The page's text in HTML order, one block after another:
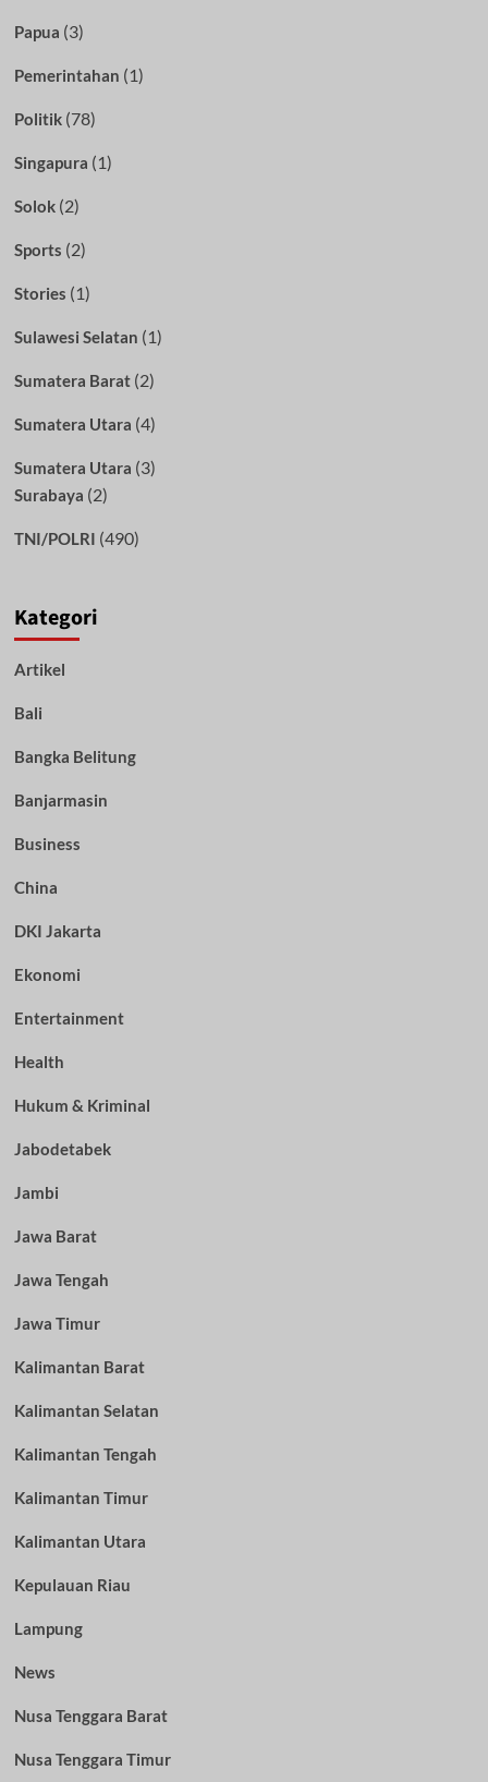
Papua (3)
Pemerintahan (1)
Politik(78)
Singapura (1)
Solok(2)
Sports (2)
Stories (1)
Sulawesi Selatan (1)
Sumatera Barat(2)
Sumatera Utara (4)
Sumatera Utara (3)
Surabaya (2)
TNI/POLRI (490)
Kategori
Artikel
Bali
Bangka Belitung
Banjarmasin
Business
China
DKI Jakarta
Ekonomi
Entertainment
Health
Hukum & Kriminal
Jabodetabek
Jambi
Jawa Barat
Jawa Tengah
Jawa Timur
Kalimantan Barat
Kalimantan Selatan
Kalimantan Tengah
Kalimantan Timur
Kalimantan Utara
Kepulauan Riau
Lampung
News
Nusa Tenggara Barat
Nusa Tenggara Timur